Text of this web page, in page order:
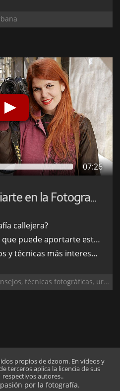
07:26
La Guía para Iniciarte en la Fotografía Callejera
callejera?
esta modalidad de fotografía.
interesantes para hacer mejores fotos.
, técnicas fotográficas, urbana
propios de dzoom. En vídeos y
terceros aplica la licencia de sus
respectivos autores..
por la fotografía.